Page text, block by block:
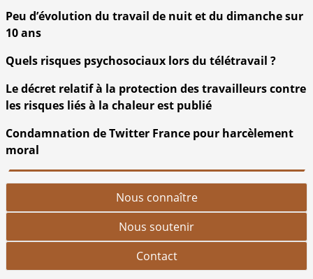
Peu d’évolution du travail de nuit et du dimanche sur
10 ans
Quels risques psychosociaux lors du télétravail ?
Le décret relatif à la protection des travailleurs contre
les risques liés à la chaleur est publié
Condamnation de Twitter France pour harcèlement
moral
Nous connaître
Nous soutenir
Contact